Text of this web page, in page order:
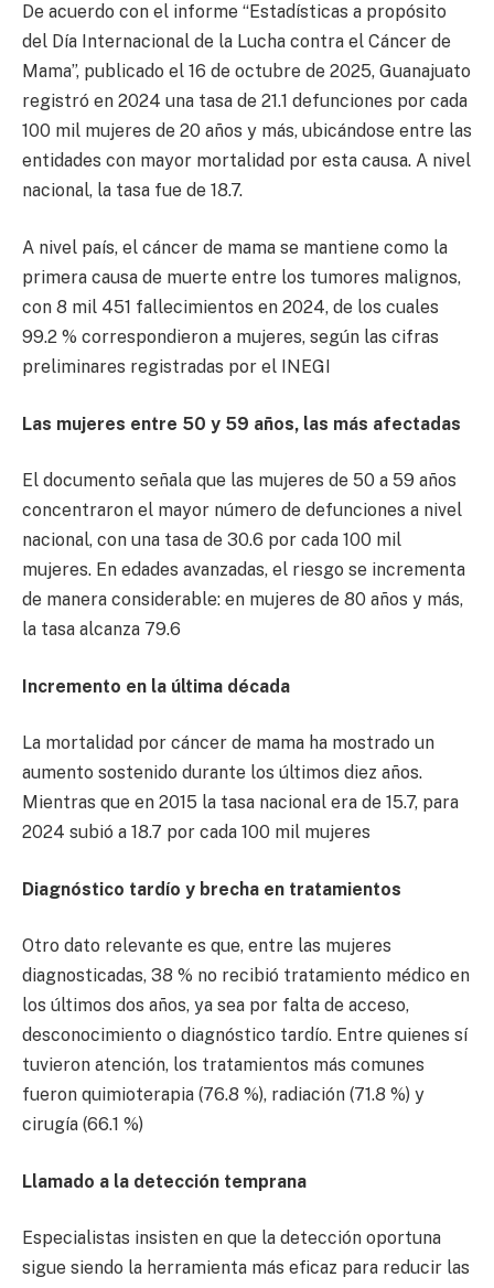
De acuerdo con el informe “Estadísticas a propósito
del Día Internacional de la Lucha contra el Cáncer de
Mama”, publicado el 16 de octubre de 2025, Guanajuato
registró en 2024 una tasa de 21.1 defunciones por cada
100 mil mujeres de 20 años y más, ubicándose entre las
entidades con mayor mortalidad por esta causa. A nivel
nacional, la tasa fue de 18.7.
A nivel país, el cáncer de mama se mantiene como la
primera causa de muerte entre los tumores malignos,
con 8 mil 451 fallecimientos en 2024, de los cuales
99.2 % correspondieron a mujeres, según las cifras
preliminares registradas por el INEGI
Las mujeres entre 50 y 59 años, las más afectadas
El documento señala que las mujeres de 50 a 59 años
concentraron el mayor número de defunciones a nivel
nacional, con una tasa de 30.6 por cada 100 mil
mujeres. En edades avanzadas, el riesgo se incrementa
de manera considerable: en mujeres de 80 años y más,
la tasa alcanza 79.6
Incremento en la última década
La mortalidad por cáncer de mama ha mostrado un
aumento sostenido durante los últimos diez años.
Mientras que en 2015 la tasa nacional era de 15.7, para
2024 subió a 18.7 por cada 100 mil mujeres
Diagnóstico tardío y brecha en tratamientos
Otro dato relevante es que, entre las mujeres
diagnosticadas, 38 % no recibió tratamiento médico en
los últimos dos años, ya sea por falta de acceso,
desconocimiento o diagnóstico tardío. Entre quienes sí
tuvieron atención, los tratamientos más comunes
fueron quimioterapia (76.8 %), radiación (71.8 %) y
cirugía (66.1 %)
Llamado a la detección temprana
Especialistas insisten en que la detección oportuna
sigue siendo la herramienta más eficaz para reducir las